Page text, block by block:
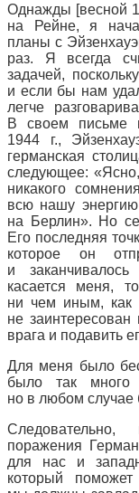
Однажды [весной
на Рейне, я
планы с
раз. Я всегда
задачей,
и если бы нам
легче
В своем письме
1944 г.,
германская
следующее:
никакого
всю нашу
на Берлин». Но
Его последняя
которое он
и
касается меня,
ни чем иным, как
не
врага и подавить
Для меня было
было так много
но в любом
поражения
для нас и
который